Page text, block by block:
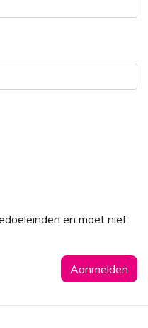
en moet niet